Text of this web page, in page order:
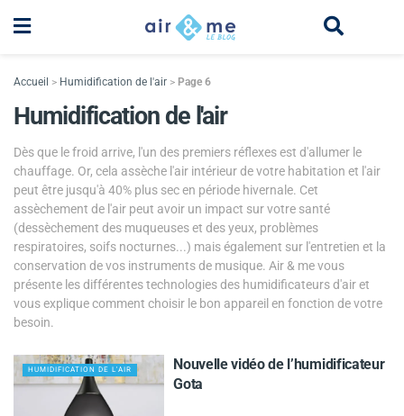
Accueil > Humidification de l'air > Page 6
Humidification de l'air
Dès que le froid arrive, l'un des premiers réflexes est d'allumer le
chauffage. Or, cela assèche l'air intérieur de votre habitation et l'air
peut être jusqu'à 40% plus sec en période hivernale. Cet
assèchement de l'air peut avoir un impact sur votre santé
(dessèchement des muqueuses et des yeux, problèmes
respiratoires, soifs nocturnes...) mais également sur l'entretien et la
conservation de vos instruments de musique. Air & me vous
présente les différentes technologies des humidificateurs d'air et
vous explique comment choisir le bon appareil en fonction de votre
besoin.
HUMIDIFICATION DE L'AIR
Nouvelle vidéo de l’humidificateur
Gota